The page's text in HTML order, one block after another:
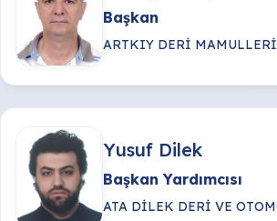
Başkan
ARTKIY DERİ
Yusuf Dilek
Başkan Yardımcısı
ATA DİLEK DERİ VE